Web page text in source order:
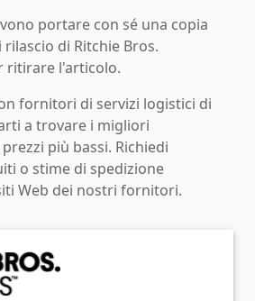
portare con sé una copia
di Ritchie Bros.
ritirare l'articolo.
fornitori di servizi logistici di
a trovare i migliori
più bassi. Richiedi
o stime di spedizione
Web dei nostri fornitori.